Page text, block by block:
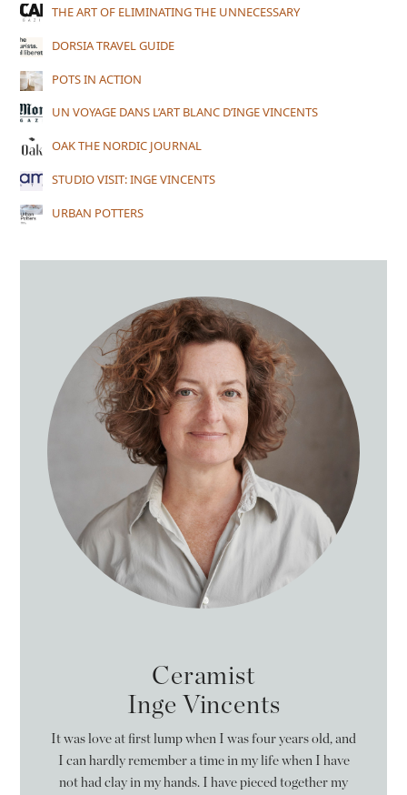
THE ART OF ELIMINATING THE UNNECESSARY
DORSIA TRAVEL GUIDE
POTS IN ACTION
UN VOYAGE DANS L’ART BLANC D’INGE VINCENTS
OAK THE NORDIC JOURNAL
STUDIO VISIT: INGE VINCENTS
URBAN POTTERS
Ceramist
Inge Vincents
It was love at first lump when I was four years old, and
I can hardly remember a time in my life when I have
not had clay in my hands. I have pieced together my